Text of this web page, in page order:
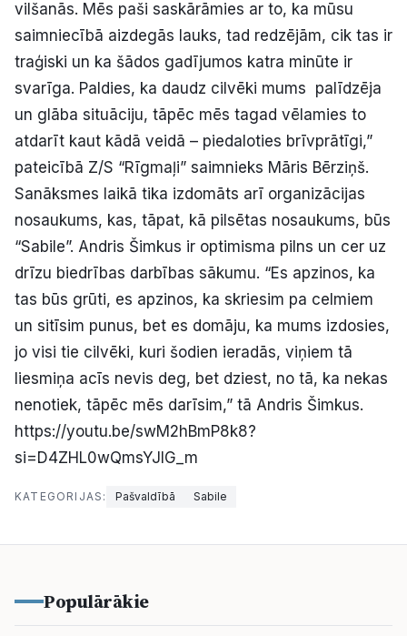
vilšanās. Mēs paši saskārāmies ar to, ka mūsu
saimniecībā aizdegās lauks, tad redzējām, cik tas ir
traģiski un ka šādos gadījumos katra minūte ir
svarīga. Paldies, ka daudz cilvēki mums palīdzēja
un glāba situāciju, tāpēc mēs tagad vēlamies to
atdarīt kaut kādā veidā – piedaloties brīvprātīgi,”
pateicībā Z/S “Rīgmaļi” saimnieks Māris Bērziņš.
Sanāksmes laikā tika izdomāts arī organizācijas
nosaukums, kas, tāpat, kā pilsētas nosaukums, būs
“Sabile”. Andris Šimkus ir optimisma pilns un cer uz
drīzu biedrības darbības sākumu. “Es apzinos, ka
tas būs grūti, es apzinos, ka skriesim pa celmiem
un sitīsim punus, bet es domāju, ka mums izdosies,
jo visi tie cilvēki, kuri šodien ieradās, viņiem tā
liesmiņa acīs nevis deg, bet dziest, no tā, ka nekas
nenotiek, tāpēc mēs darīsim,” tā Andris Šimkus.
https://youtu.be/swM2hBmP8k8?
si=D4ZHL0wQmsYJIG_m
KATEGORIJAS: Pašvaldībā Sabile
Populārākie